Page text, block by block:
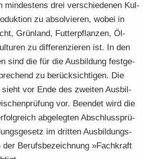
min­des­tens drei ver­schie­de­nen Kul­
zu ab­sol­vie­ren, wobei in
Grün­land, Fut­ter­pflan­zen, Öl­
zu dif­fe­ren­zie­ren ist. In den
sind die für die Aus­bil­dung fest­ge­
zu be­rück­sich­ti­gen. Die
sieht vor Ende des zwei­ten Aus­bil­
vor. Be­en­det wird die
ab­ge­leg­ten Ab­schluss­prü­
im drit­ten Aus­bil­dungs­
der Be­rufs­be­zeich­nung »Fach­kraft